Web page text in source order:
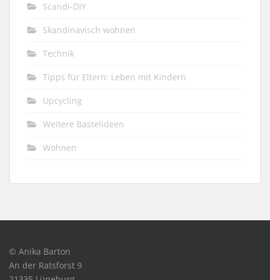
Scandi-DIY
Skandinavisch wohnen
Technik
Tipps für Eltern: Leben mit Kindern
Upcycling
Weitere Bastelideen
Wohnen
© Anika Barton
An der Ratsforst 9